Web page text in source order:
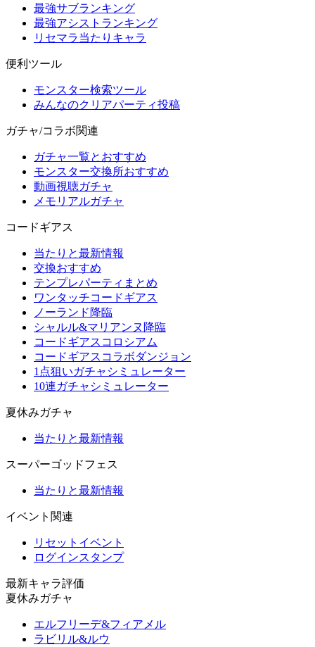
最強サブランキング
最強アシストランキング
リセマラ当たりキャラ
便利ツール
モンスター検索ツール
みんなのクリアパーティ投稿
ガチャ/コラボ関連
ガチャ一覧とおすすめ
モンスター交換所おすすめ
動画視聴ガチャ
メモリアルガチャ
コードギアス
当たりと最新情報
交換おすすめ
テンプレパーティまとめ
ワンタッチコードギアス
ノーランド降臨
シャルル&マリアンヌ降臨
コードギアスコロシアム
コードギアスコラボダンジョン
1点狙いガチャシミュレーター
10連ガチャシミュレーター
夏休みガチャ
当たりと最新情報
スーパーゴッドフェス
当たりと最新情報
イベント関連
リセットイベント
ログインスタンプ
最新キャラ評価
夏休みガチャ
エルフリーデ&フィアメル
ラビリル&ルウ